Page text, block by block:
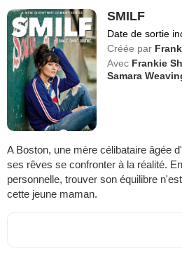
SMILF
Date de sortie
Créée par
Avec Frankie
Samara
A Boston, une mère célibataire âgée
ses rêves se confronter à la réalité.
personnelle, trouver son équilibre
cette jeune maman.